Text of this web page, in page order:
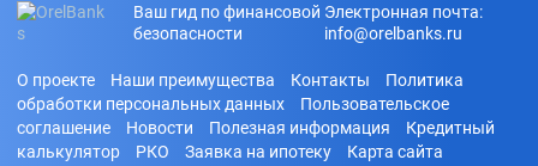
Ваш гид по финансовой
безопасности
Электронная почта:
info@orelbanks.ru
О проекте Наши преимущества Контакты
Политика
обработки персональных данных
Пользовательское
соглашение
Новости Полезная информация
Кредитный
калькулятор
РКО Заявка на ипотеку Карта сайта